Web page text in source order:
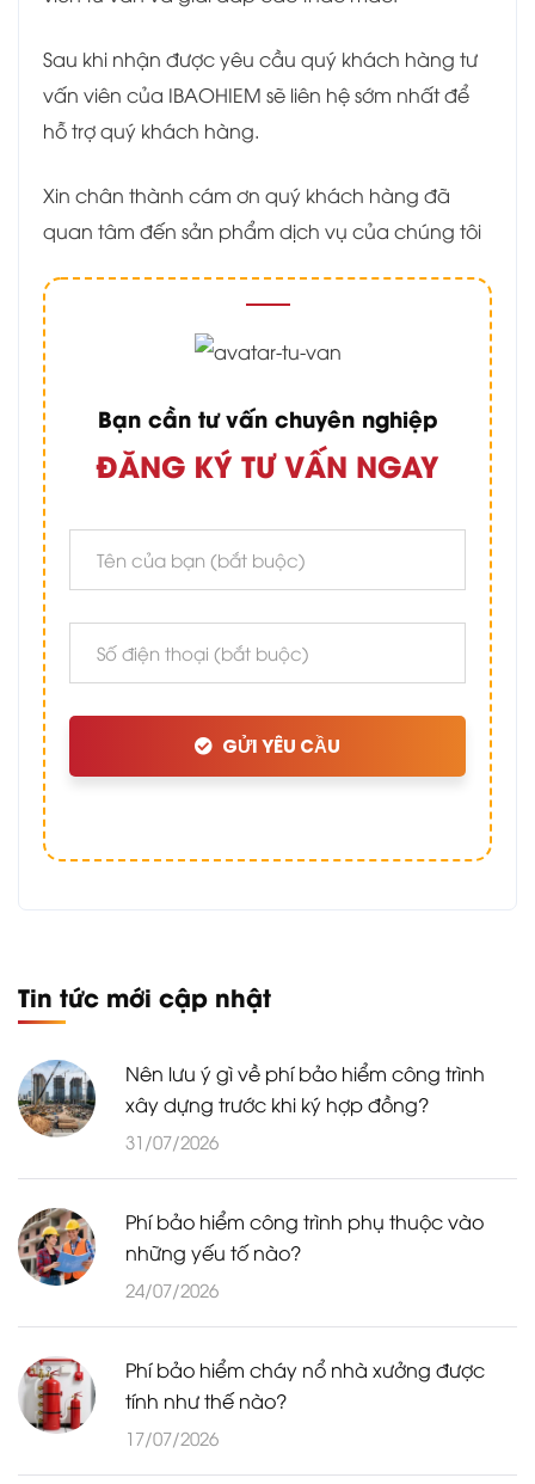
Sau khi nhận được yêu cầu quý khách hàng tư
vấn viên của IBAOHIEM sẽ liên hệ sớm nhất để
hỗ trợ quý khách hàng.
Xin chân thành cám ơn quý khách hàng đã
quan tâm đến sản phẩm dịch vụ của chúng tôi
Bạn cần tư vấn chuyên nghiệp
ĐĂNG KÝ TƯ VẤN NGAY
GỬI YÊU CẦU
Tin tức mới cập nhật
Nên lưu ý gì về phí bảo hiểm công trình
xây dựng trước khi ký hợp đồng?
31/07/2026
Phí bảo hiểm công trình phụ thuộc vào
những yếu tố nào?
24/07/2026
Phí bảo hiểm cháy nổ nhà xưởng được
tính như thế nào?
17/07/2026